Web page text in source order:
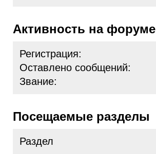
Активность на форуме
Регистрация:
Оставлено сообщений:
Звание:
Посещаемые разделы
Раздел